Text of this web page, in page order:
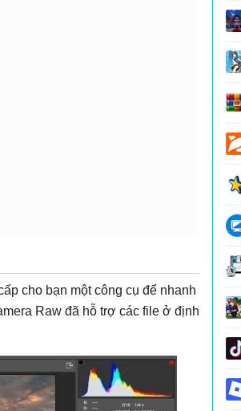
cho bạn một công cụ để nhanh
Raw đã hỗ trợ các file ở định